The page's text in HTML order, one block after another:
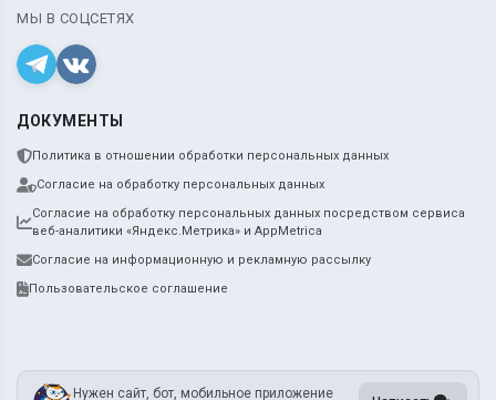
МЫ В СОЦСЕТЯХ
ДОКУМЕНТЫ
Политика в отношении обработки персональных данных
Согласие на обработку персональных данных
Согласие на обработку персональных данных посредством сервиса
веб-аналитики «Яндекс.Метрика» и AppMetrica
Согласие на информационную и рекламную рассылку
Пользовательское соглашение
Нужен сайт, бот, мобильное приложение